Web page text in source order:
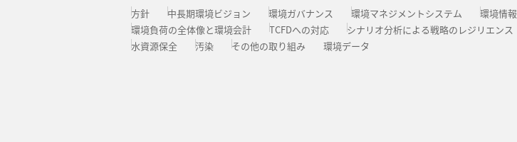
方針 中長期環境ビジョン 環境ガバナンス 環境マネジメントシステム 環境情
環境負荷の全体像と環境会計
TCFDへの対応 シナリオ分析による戦略のレジリエンス
水資源保全
汚染 その他の取り組み 環境データ